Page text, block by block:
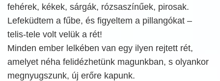
fehérek, kékek, sárgák, rózsaszínűek, pirosak.
Lefeküdtem a fűbe, és figyeltem a pillangókat –
telis-tele volt velük a rét!
Minden ember lelkében van egy ilyen rejtett rét,
amelyet néha felidézhetünk magunkban, s olyankor
megnyugszunk, új erőre kapunk.